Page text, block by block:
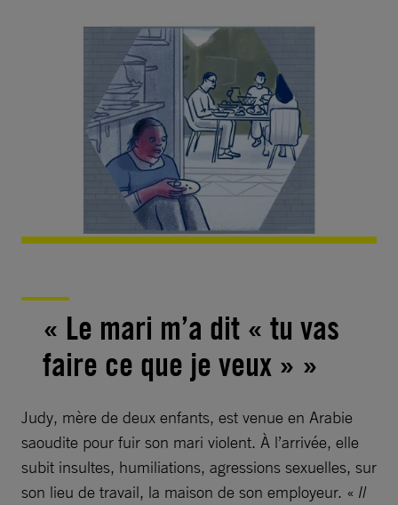
« Le mari m’a dit « tu vas
faire ce que je veux » »
Judy, mère de deux enfants, est venue en Arabie
saoudite pour fuir son mari violent. À l’arrivée, elle
subit insultes, humiliations, agressions sexuelles, sur
son lieu de travail, la maison de son employeur. « Il